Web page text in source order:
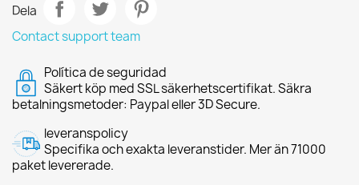
Dela
Contact support team
Política de seguridad
Säkert köp med SSL säkerhetscertifikat. Säkra
betalningsmetoder: Paypal eller 3D Secure.
leveranspolicy
Specifika och exakta leveranstider. Mer än 71000
paket levererade.